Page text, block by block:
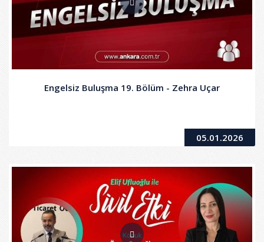
Engelsiz Buluşma 19. Bölüm - Zehra Uçar
05.01.2026